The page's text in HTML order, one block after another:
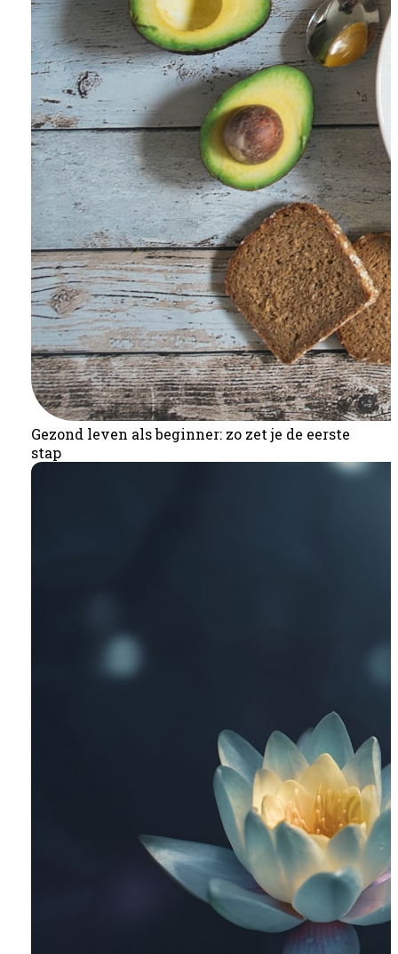
Gezond leven als beginner: zo zet je de eerste
stap